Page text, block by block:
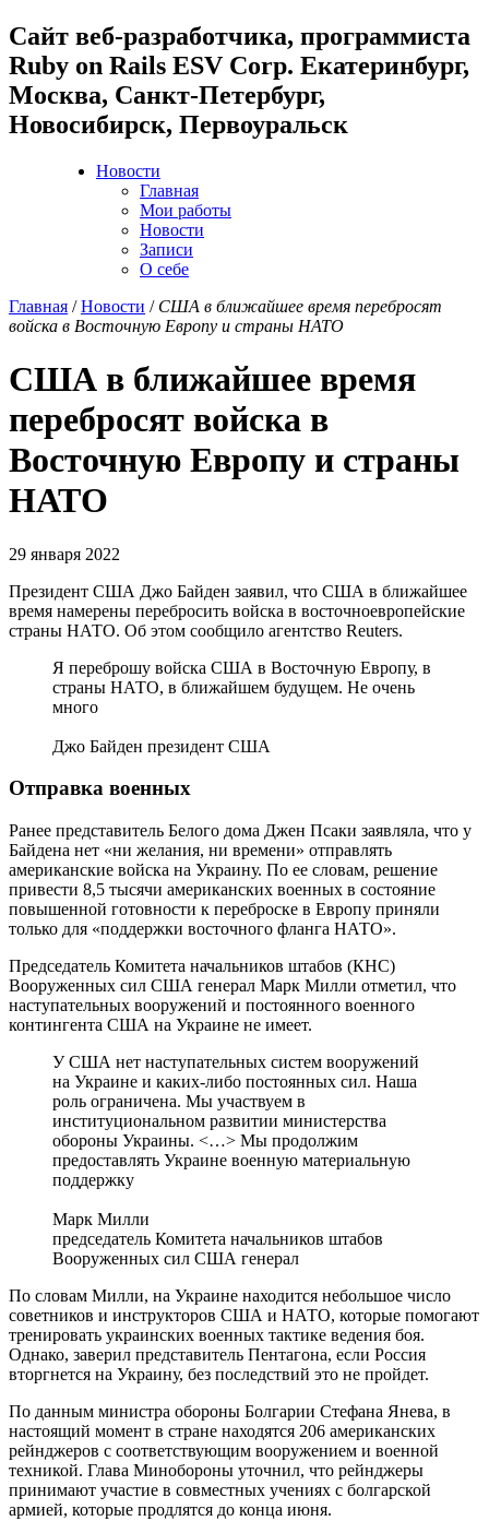
Cайт веб-разработчика, программиста
Ruby on Rails ESV Corp. Екатеринбург,
Москва, Санкт-Петербург,
Новосибирск, Первоуральск
Новости
Главная
Мои работы
Новости
Записи
О себе
Главная /Новости / США в ближайшее время перебросят
войска в Восточную Европу и страны НАТО
США в ближайшее время
перебросят войска в
Восточную Европу и страны
НАТО
29 января 2022
Президент США Джо Байден заявил, что США в ближайшее
время намерены перебросить войска в восточноевропейские
страны НАТО. Об этом сообщило агентство Reuters.
Я переброшу войска США в Восточную Европу, в
страны НАТО, в ближайшем будущем. Не очень
много
Джо Байден президент США
Отправка военных
Ранее представитель Белого дома Джен Псаки заявляла, что у
Байдена нет «ни желания, ни времени» отправлять
американские войска на Украину. По ее словам, решение
привести 8,5 тысячи американских военных в состояние
повышенной готовности к переброске в Европу приняли
только для «поддержки восточного фланга НАТО».
Председатель Комитета начальников штабов (КНС)
Вооруженных сил США генерал Марк Милли отметил, что
наступательных вооружений и постоянного военного
контингента США на Украине не имеет.
У США нет наступательных систем вооружений
на Украине и каких-либо постоянных сил. Наша
роль ограничена. Мы участвуем в
институциональном развитии министерства
обороны Украины. <…> Мы продолжим
предоставлять Украине военную материальную
поддержку
Марк Милли
председатель Комитета начальников штабов
Вооруженных сил США генерал
По словам Милли, на Украине находится небольшое число
советников и инструкторов США и НАТО, которые помогают
тренировать украинских военных тактике ведения боя.
Однако, заверил представитель Пентагона, если Россия
вторгнется на Украину, без последствий это не пройдет.
По данным министра обороны Болгарии Стефана Янева, в
настоящий момент в стране находятся 206 американских
рейнджеров с соответствующим вооружением и военной
техникой. Глава Минобороны уточнил, что рейнджеры
принимают участие в совместных учениях с болгарской
армией, которые продлятся до конца июня.